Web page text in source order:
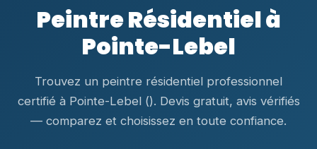
Peintre Résidentiel à
Pointe-Lebel
Trouvez un peintre résidentiel professionnel
certifié à Pointe-Lebel (). Devis gratuit, avis vérifiés
— comparez et choisissez en toute confiance.